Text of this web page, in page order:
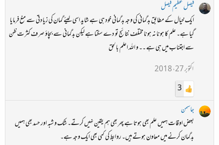
فیصل عظیم فیصل
ایک خیال کے مطابق بدگمانی کی وجہ بدگمانی خود ہی ہے شاید اسی لیئے گمان کی زیادتی سے منع فرمایا
گیا ہے۔ علم کا ہونا نہ ہونا مختلف نتائج تو دے سکتا ہے لیکن بدگمانی سے بچاؤ صرف کثرت ظن
سے اجتناب میں ہی ہے ۔۔ و اللہ اعلم بالحق
اکتوبر 27، 2018
3
جاسمن
بعض اوقات ہمیں علم بھی ہوتا ہے پھر بھی ہم یقین نہیں کرتے۔ شک و شبہ اور حسد بھی ہمیں
بدگمان کرنے میں معاون ہوتے ہیں۔ روابط کی کمی بھی ایک وجہ ہے۔